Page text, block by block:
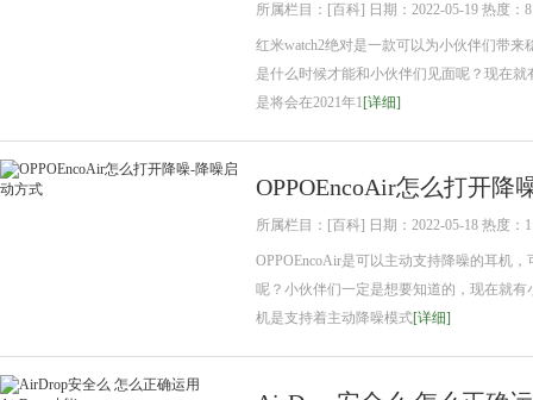
所属栏目：[百科] 日期：2022-05-19 热度：
红米watch2绝对是一款可以为小伙伴们带
是什么时候才能和小伙伴们见面呢？现在
是将会在2021年1[详细]
OPPOEncoAir怎么打开降
所属栏目：[百科] 日期：2022-05-18 热度：
OPPOEncoAir是可以主动支持降噪的耳机
呢？小伙伴们一定是想要知道的，现在就有
机是支持着主动降噪模式[详细]